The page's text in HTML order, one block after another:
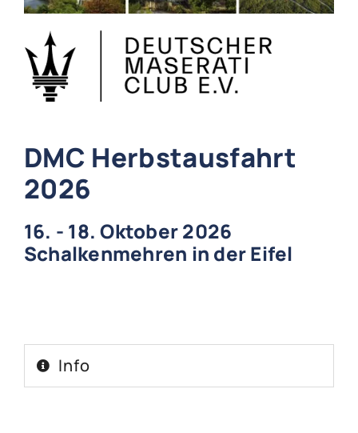
DMC Herbstausfahrt
2026
16. - 18. Oktober 2026
Schalkenmehren in der Eifel
Info